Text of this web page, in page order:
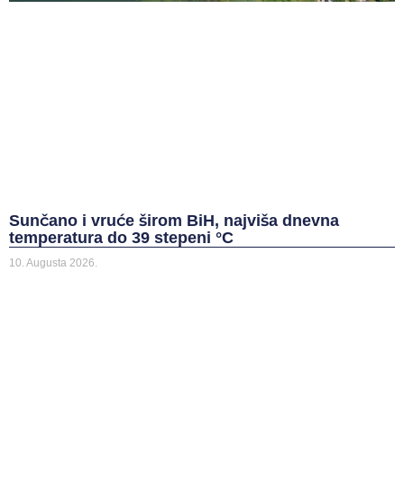
Sunčano i vruće širom BiH, najviša dnevna
temperatura do 39 stepeni °C
10. Augusta 2026.